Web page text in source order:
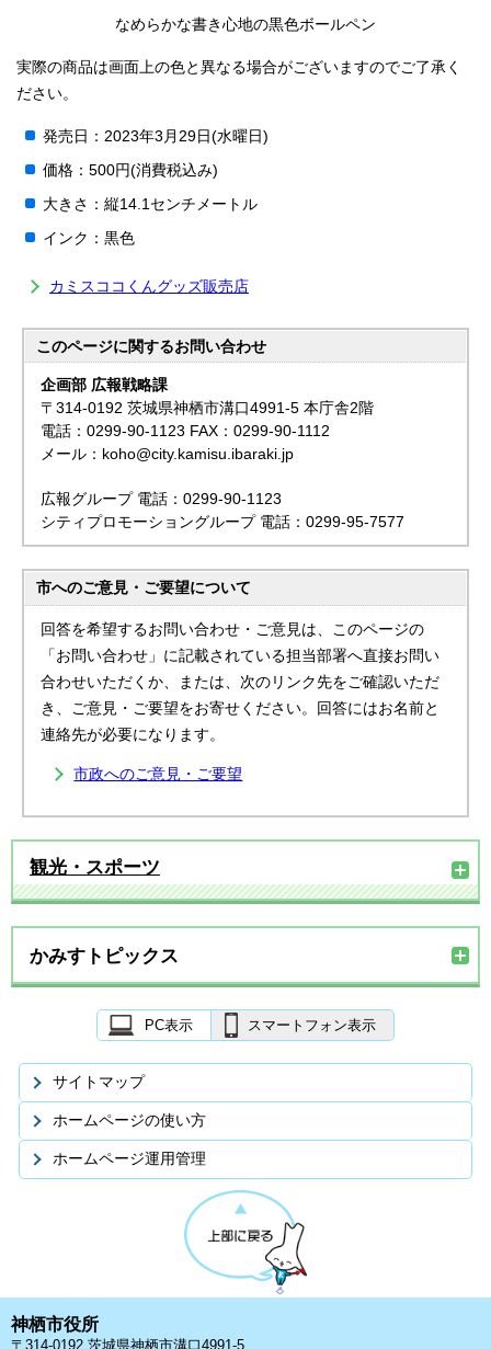
なめらかな書き心地の黒色ボールペン
実際の商品は画面上の色と異なる場合がございますのでご了承く
ださい。
発売日：2023年3月29日(水曜日)
価格：500円(消費税込み)
大きさ：縦14.1センチメートル
インク：黒色
カミスココくんグッズ販売店
このページに関するお問い合わせ
企画部 広報戦略課
〒314-0192 茨城県神栖市溝口4991-5 本庁舎2階
電話：0299-90-1123 FAX：0299-90-1112
メール：koho@city.kamisu.ibaraki.jp
広報グループ 電話：0299-90-1123
シティプロモーショングループ 電話：0299-95-7577
市へのご意見・ご要望について
回答を希望するお問い合わせ・ご意見は、このページの
「お問い合わせ」に記載されている担当部署へ直接お問い
合わせいただくか、または、次のリンク先をご確認いただ
き、ご意見・ご要望をお寄せください。回答にはお名前と
連絡先が必要になります。
市政へのご意見・ご要望
観光・スポーツ
かみすトピックス
PC表示 スマートフォン表示
サイトマップ
ホームページの使い方
ホームページ運用管理
神栖市役所
〒314-0192 茨城県神栖市溝口4991-5